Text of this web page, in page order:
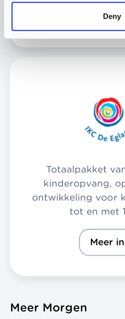
Deny
Meer
Totaalpakket
kinderopvang,
ontwikkeling voor
tot en met
Meer
Meer Morgen